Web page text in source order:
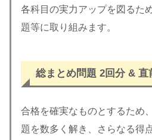
各科目の実力アップを図るた
題等に取り組みます。
総まとめ問題 2回分 & 直
合格を確実なものとするため
題を数多く解き、さらなる得